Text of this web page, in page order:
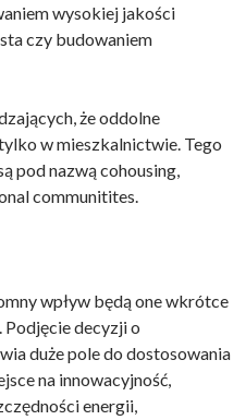
wysokiej jakości
czy budowaniem
że oddolne
w mieszkalnictwie. Tego
pod nazwą cohousing,
communitites.
wpływ będą one wkrótce
Podjęcie decyzji o
duże pole do dostosowania
na innowacyjność,
energii,